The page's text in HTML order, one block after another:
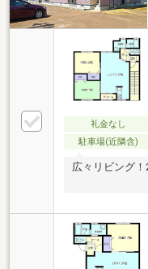
礼金なし
駐車場(近隣含)
広々リビング！